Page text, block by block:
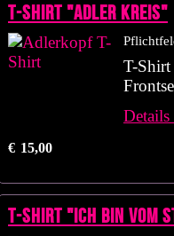
T-Shirt "Adler Kreis"
T-
Details
€ 15,00
T-Shirt "Ich bin vom